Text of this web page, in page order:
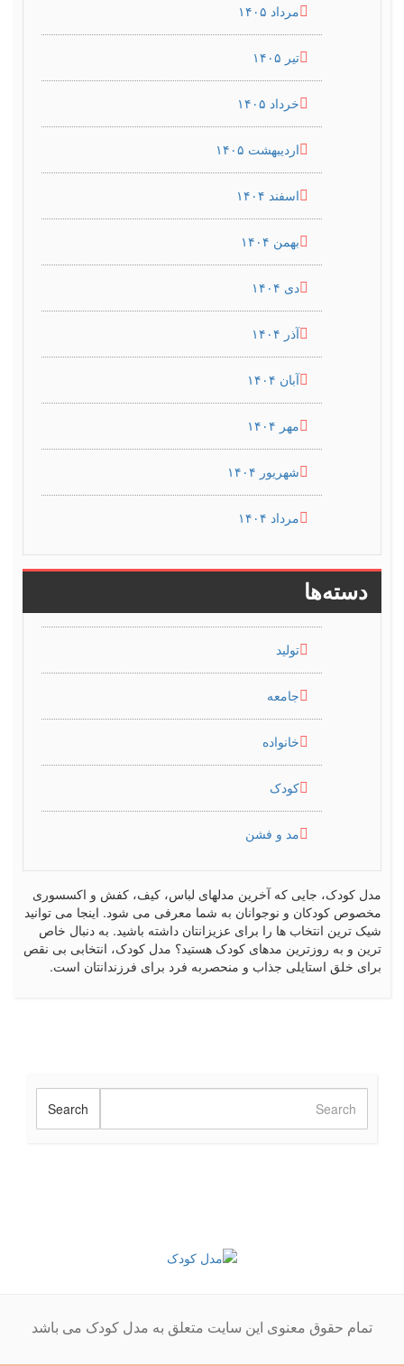
مرداد ۱۴۰۵
تیر ۱۴۰۵
خرداد ۱۴۰۵
اردیبهشت ۱۴۰۵
اسفند ۱۴۰۴
بهمن ۱۴۰۴
دی ۱۴۰۴
آذر ۱۴۰۴
آبان ۱۴۰۴
مهر ۱۴۰۴
شهریور ۱۴۰۴
مرداد ۱۴۰۴
دسته‌ها
تولید
جامعه
خانواده
کودک
مد و فشن
مدل کودک، جایی که آخرین مدلهای لباس، کیف، کفش و اکسسوری
مخصوص کودکان و نوجوانان به شما معرفی می شود. اینجا می توانید
شیک ترین انتخاب ها را برای عزیزانتان داشته باشید. به دنبال خاص
ترین و به روزترین مدهای کودک هستید؟ مدل کودک، انتخابی بی نقص
برای خلق استایلی جذاب و منحصربه فرد برای فرزندانتان است.
تمام حقوق معنوی این سایت متعلق به مدل کودک می باشد